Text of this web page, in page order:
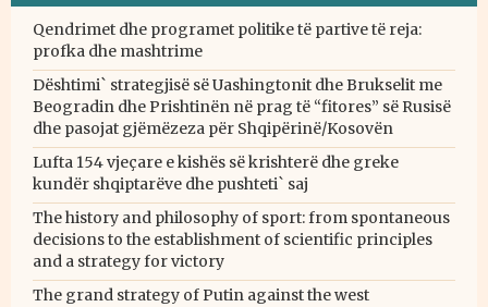
Qendrimet dhe programet politike të partive të reja:
profka dhe mashtrime
Dështimi` strategjisë së Uashingtonit dhe Brukselit me
Beogradin dhe Prishtinën në prag të “fitores” së Rusisë
dhe pasojat gjëmëzeza për Shqipërinë/Kosovën
Lufta 154 vjeçare e kishës së krishterë dhe greke
kundër shqiptarëve dhe pushteti` saj
The history and philosophy of sport: from spontaneous
decisions to the establishment of scientific principles
and a strategy for victory
The grand strategy of Putin against the west